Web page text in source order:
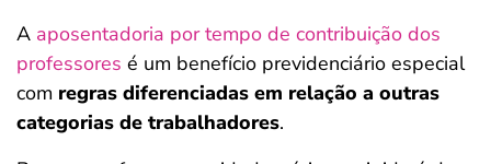
A aposentadoria por tempo de contribuição dos
professores é um benefício previdenciário especial
com regras diferenciadas em relação a outras
categorias de trabalhadores.